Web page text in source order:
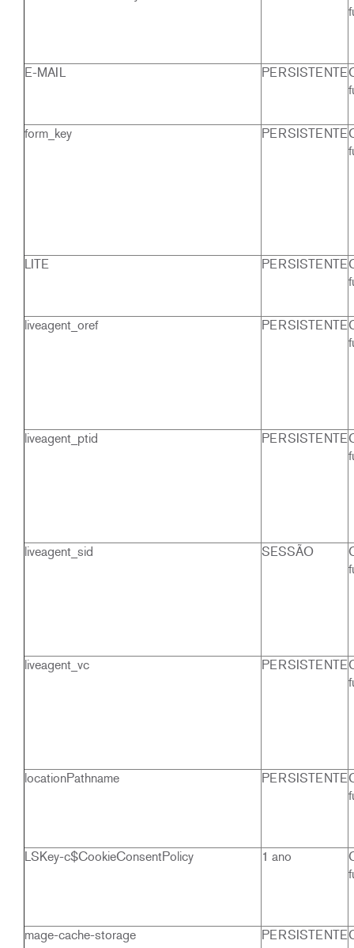
E-MAIL PERSISTENTE
form_key PERSISTENTE
LITE PERSISTENTE
liveagent_oref PERSISTENTE
liveagent_ptid PERSISTENTE
liveagent_sid SESSÃO
liveagent_vc PERSISTENTE
locationPathname PERSISTENTE
LSKey-c$CookieConsentPolicy 1 ano
mage-cache-storage PERSISTENTE